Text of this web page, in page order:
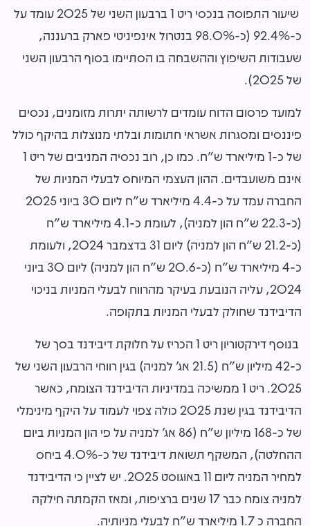
שיעור התפוסה בנכסי ריט 1 ברבעון השני של 2025 עומד על
כ-92.4% (כ-98.0% בנטרול אינפיניטי פארק ברעננה,
שעבודות השיפוץ וההשבחה בו הסתיימו בסוף הרבעון השני
של 2025).
למועד פרסום הדוח עומדים לרשותה יתרות מזומנים, נכסים
פיננסים ומסגרות אשראי חתומות ובלתי מנוצלות בהיקף כולל
של כ-1 מיליארד ש"ח. כמו כן, רוב נכסיה המניבים של ריט 1
אינם משועבדים. ההון העצמי המיוחס לבעלי המניות של
החברה עמד על כ-4.4 מיליארד ש"ח ליום 30 ביוני 2025
(כ-22.3 ש"ח הון למניה), לעומת כ-4.1 מיליארד ש"ח
(כ-21.2 ש"ח הון למניה) ליום 31 בדצמבר 2024, ולעומת
כ-4 מיליארד ש"ח (כ-20.6 ש"ח הון למניה) ליום 30 ביוני
2024, עליה הנובעת בעיקר מהרווח לבעלי המניות בניכוי
הדיבידנד שחולק לבעלי המניות בתקופה.
בנוסף דירקטוריון ריט 1 הכריז על חלוקת דיבידנד בסך של
כ-42 מיליון ש"ח (21.5 אג' למניה) בגין רווחי הרבעון השני של
2025. ריט 1 ממשיכה במדיניות הדיבידנד הצומח, כאשר
הדיבידנד בגין שנת 2025 כולה צפוי לעמוד על היקף מינימלי
של כ-168 מיליון ש"ח (86 אג' למניה על פי הון המניות ביום
ההחלטה), המשקף תשואת דיבידנד של כ-4.0% ביחס
למחיר המניה ליום 11 באוגוסט 2025. יש לציין כי הדיבידנד
למניה צומח כבר 17 שנים ברציפות, ומאז הקמתה חילקה
החברה כ 1.7 מיליארד ש"ח לבעלי מניותיה.